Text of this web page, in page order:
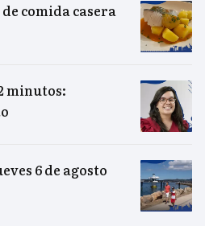
de comida casera
minutos:
6 de agosto